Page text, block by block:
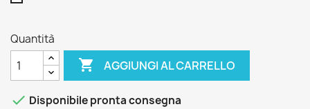
Quantità
 AGGIUNGI AL CARRELLO
 Disponibile pronta consegna